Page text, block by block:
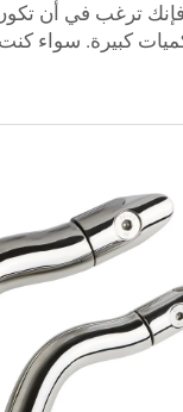
ترغب في أن
كبيرة. سواء